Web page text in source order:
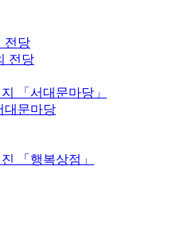
전당
전당
「서대문마당」
대문마당
「행복상점」